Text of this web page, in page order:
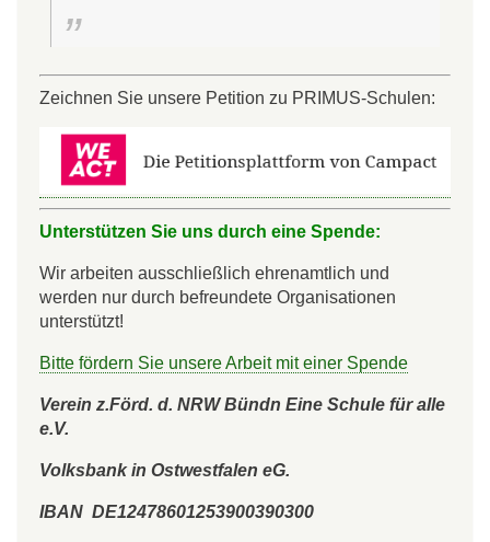
Zeichnen Sie unsere Petition zu PRIMUS-Schulen:
Unterstützen Sie uns durch eine Spende:
Wir arbeiten ausschließlich ehrenamtlich und
werden nur durch befreundete Organisationen
unterstützt!
Bitte fördern Sie unsere Arbeit mit einer Spende
Verein z.Förd. d. NRW Bündn Eine Schule für alle
e.V.
Volksbank in Ostwestfalen eG.
IBAN DE12478601253900390300